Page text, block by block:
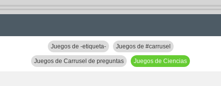
Juegos de -etiqueta- Juegos de #carrusel
Juegos de Carrusel de preguntas Juegos de Ciencias